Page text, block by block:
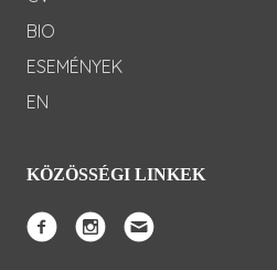
BIO
ESEMÉNYEK
EN
KÖZÖSSÉGI LINKEK